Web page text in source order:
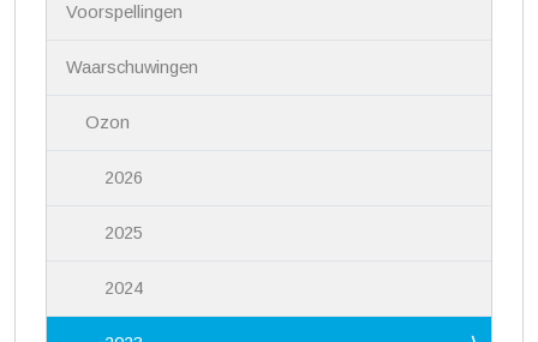
Voorspellingen
Waarschuwingen
Ozon
2026
2025
2024